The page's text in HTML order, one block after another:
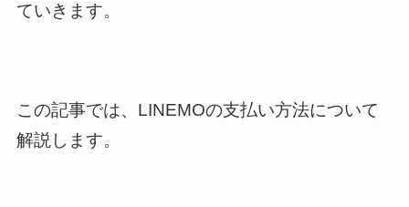
ていきます。
この記事では、LINEMOの支払い方法について
解説します。